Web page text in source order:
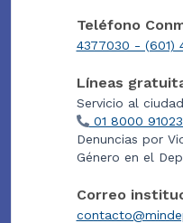
Teléfono
4377030 - (601)
Líneas
Servicio al
01 8000
Denuncias por
Género en el
Correo